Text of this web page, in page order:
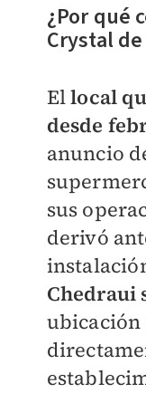
¿Por qué
Crystal
Ellocal
desde
anuncio
sus
derivó
Chedraui
ubicación